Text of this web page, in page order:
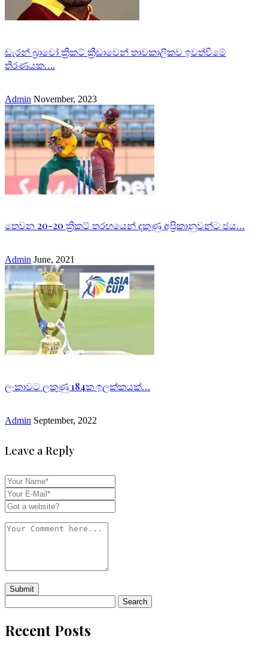
ඩැරන් බ්‍රාවෝ ක්‍රිකට් ක්‍රීඩාවෙන් තාවකාලිකව ඉවත්වීමේ
තීරණයක….
Admin November, 2023
තෙවන 20-20 ක්‍රිකට් තරඟයෙන් දකුණු අප්‍රිකානුවන්ට ජය…
Admin June, 2021
ලංකාවට ලකුණු 184ක ඉලක්කයක්…
Admin September, 2022
Leave a Reply
for:
Recent Posts